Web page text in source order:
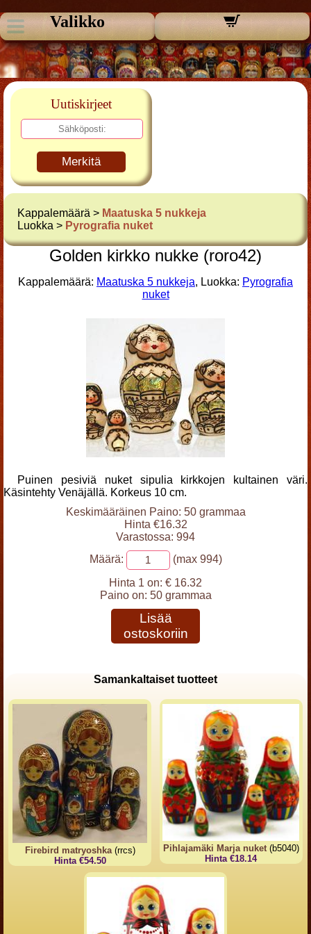
Valikko
Uutiskirjeet
Merkitä
Kappalemäärä > Maatuska 5 nukkeja
Luokka > Pyrografia nuket
Golden kirkko nukke (roro42)
Kappalemäärä: Maatuska 5 nukkeja, Luokka: Pyrografia
nuket
Puinen pesiviä nuket sipulia kirkkojen kultainen väri.
Käsintehty Venäjällä. Korkeus 10 cm.
Keskimääräinen Paino: 50 grammaa
Hinta €16.32
Varastossa: 994
Määrä:
(max 994)
Hinta 1 on: € 16.32
Paino on: 50 grammaa
Lisää
ostoskoriin
Samankaltaiset tuotteet
Firebird matryoshka(rrcs)
Hinta €54.50
Pihlajamäki Marja nuket(b5040)
Hinta €18.14